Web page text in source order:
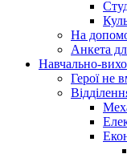
На
Анкета
Навчально-
Герої не